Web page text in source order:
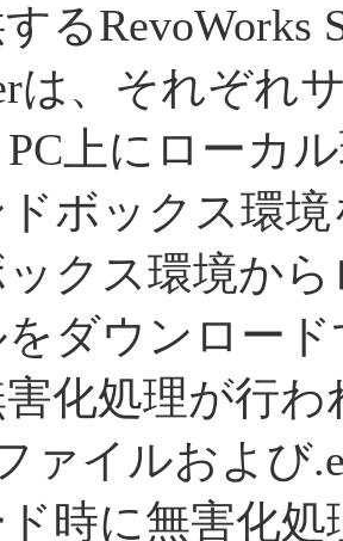
るRevoWorks
は、それぞれ
上にローカ
ボックス環
ックス環境か
をダウンロー
化処理が行
ァイルおよび
時に無害化